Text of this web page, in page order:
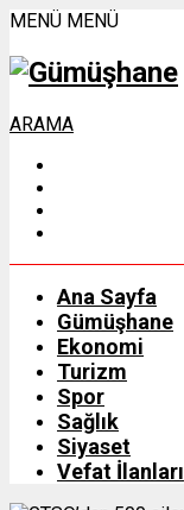
MENÜ MENÜ
ARAMA
Ana Sayfa
Gümüşhane
Ekonomi
Turizm
Spor
Sağlık
Siyaset
Vefat İlanları